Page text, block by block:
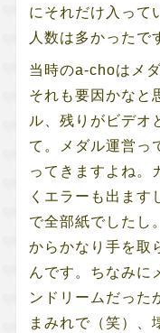
にそれだけ入って
人数は多かったで
当時のa-choはメ
それも要因かなと
ル、残りがビデオ
て。メダル運営っ
ってきますよね。
くエラーも出ます
で全部紙でしたし
からかなり手を取
んです。ちなみに
ンドリームだった
まみれで（笑）、